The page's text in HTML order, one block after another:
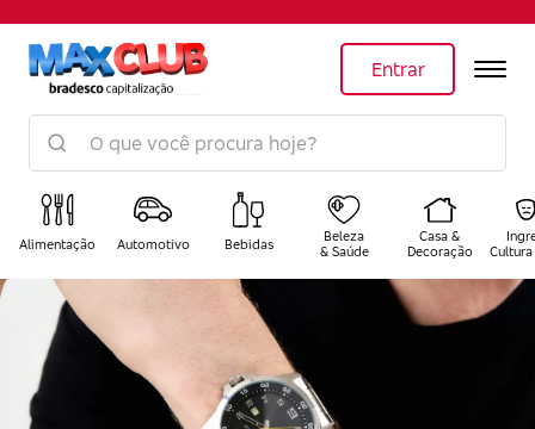
Entrar
Alimentação Automotivo Bebidas
Beleza
& Saúde
Casa &
Decoração